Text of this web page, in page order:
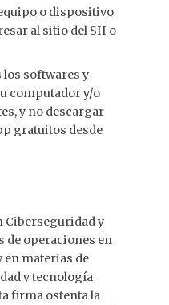
o dispositivo
al sitio del SII o
softwares y
computador y/o
y no descargar
gratuitos desde
Ciberseguridad y
de operaciones en
en materias de
y tecnología
firma ostenta la